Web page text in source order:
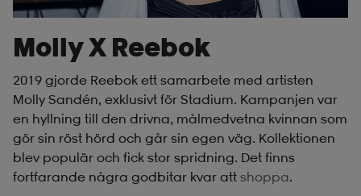
Molly X Reebok
2019 gjorde Reebok ett samarbete med artisten
Molly Sandén, exklusivt för Stadium. Kampanjen var
en hyllning till den drivna, målmedvetna kvinnan som
gör sin röst hörd och går sin egen väg. Kollektionen
blev populär och fick stor spridning. Det finns
fortfarande några godbitar kvar att shoppa.